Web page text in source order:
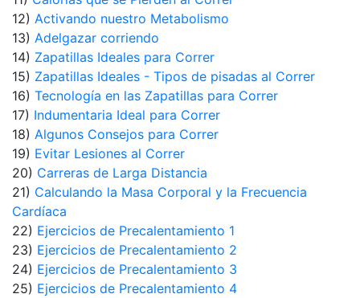
12) Activando nuestro Metabolismo
13) Adelgazar corriendo
14) Zapatillas Ideales para Correr
15) Zapatillas Ideales - Tipos de pisadas al Correr
16) Tecnología en las Zapatillas para Correr
17) Indumentaria Ideal para Correr
18) Algunos Consejos para Correr
19) Evitar Lesiones al Correr
20) Carreras de Larga Distancia
21) Calculando la Masa Corporal y la Frecuencia
Cardíaca
22) Ejercicios de Precalentamiento 1
23) Ejercicios de Precalentamiento 2
24) Ejercicios de Precalentamiento 3
25) Ejercicios de Precalentamiento 4